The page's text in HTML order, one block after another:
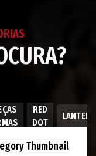
RED
DOT